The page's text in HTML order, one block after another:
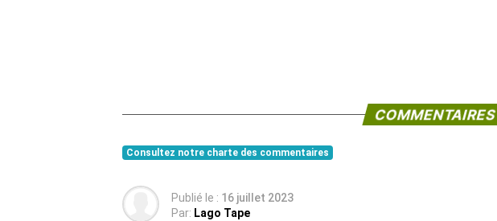
COMMENTAIRES
Consultez notre charte des commentaires
Publié le : 16 juillet 2023
Par: Lago Tape